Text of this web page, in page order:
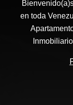
en toda